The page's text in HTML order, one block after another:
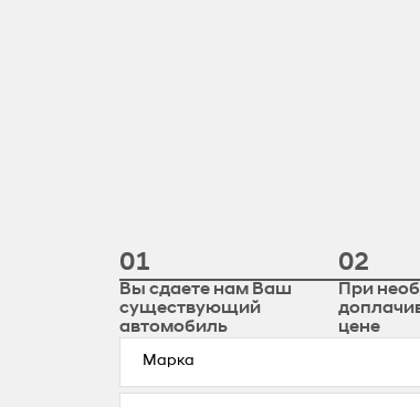
01
Вы сдаете нам Ваш
существующий
автомобиль
02
При
цене
Марка